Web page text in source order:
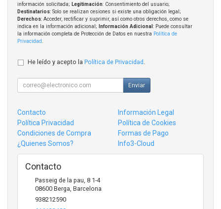
información solicitada; Legitimación: Consentimiento del usuario;
Destinatarios: Solo se realizan cesiones si existe una obligación legal;
Derechos: Acceder, rectificar y suprimir, así como otros derechos, como se
indica en la información adicional;
Información Adicional : Puede consultar
la información completa de Protección de Datos en nuestra Política de
Privacidad
He leído y acepto la Política de Privacidad
Enviar
Contacto
Información Legal
Política Privacidad
Política de Cookies
Condiciones de Compra
Formas de Pago
¿Quienes Somos?
Info3-Cloud
Contacto
Passeig de la pau, 8 1-4
08600 Berga Barcelona
938212590